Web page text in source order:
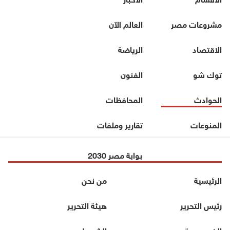
مشروعات مصر
العالم الآن
الاقتصاد
الرياضة
توك شو
الفنون
الحوادث
المحافظات
المنوعات
تقارير وملفات
بوابة مصر 2030
الرئيسية
من نحن
رئيس التحرير
هيئة التحرير